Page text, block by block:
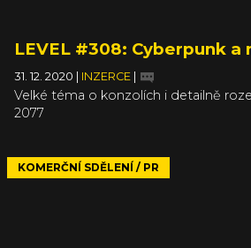
LEVEL #308: Cyberpunk a
31. 12. 2020 INZERCE
Velké téma o konzolích i detailně
2077
KOMERČNÍ SDĚLENÍ / PR